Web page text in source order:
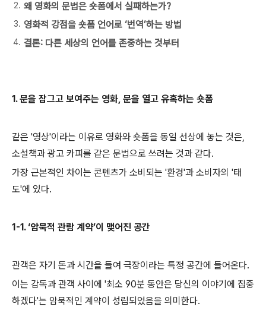
왜 영화의 문법은 숏폼에서 실패하는가?
영화적 강점을 숏폼 언어로 ‘번역’하는 방법
결론: 다른 세상의 언어를 존중하는 것부터
1. 문을 잠그고 보여주는 영화, 문을 열고 유혹하는 숏폼
같은 '영상'이라는 이유로 영화와 숏폼을 동일 선상에 놓는 것은,
소설책과 광고 카피를 같은 문법으로 쓰려는 것과 같다.
가장 근본적인 차이는 콘텐츠가 소비되는 '환경'과 소비자의 '태
도'에 있다.
1-1. ‘암묵적 관람 계약’이 맺어진 공간
관객은 자기 돈과 시간을 들여 극장이라는 특정 공간에 들어온다.
이는 감독과 관객 사이에 '최소 90분 동안은 당신의 이야기에 집중
하겠다'는 암묵적인 계약이 성립되었음을 의미한다.